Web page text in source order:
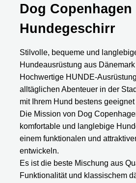
wir deine Leine auch nach
Wünschen, bitte nehme
uns
711-34238970 Größe Länge S 1,0 Meter
M 1,5 Meter L 2,0 Meter XL 2,5 Meter XXL
3,0 Meter Die Bänder haben eine Breite
von 15/20/25 mm.Farben
abweichen.
Dog Copenhagen
Hundegeschirr
Stilvolle, bequeme und
Hundeausrüstung aus Dänemark
Hochwertige HUNDE-
alltäglichen Abenteuer in der
mit Ihrem Hund bestens geeignet
Die Mission von Dog
komfortable und langlebige
einem funktionalen und
entwickeln.
Es ist die beste Mischung aus
Funktionalität und klassischem